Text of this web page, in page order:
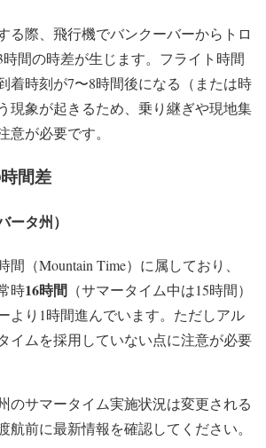
る際、飛行機でバンクーバーからトロ
間の時差が生じます。フライト時間
着時刻が7〜8時間後になる（または時
現象が起きるため、乗り継ぎや現地集
意が必要です。
間差
ータ州）
間（Mountain Time）に属しており、
時16時間 （サマータイム中は15時間）
より1時間進んでいます。ただしアル
イムを採用していない点に注意が必要
のサマータイム実施状況は変更される
航前に最新情報を確認してください。